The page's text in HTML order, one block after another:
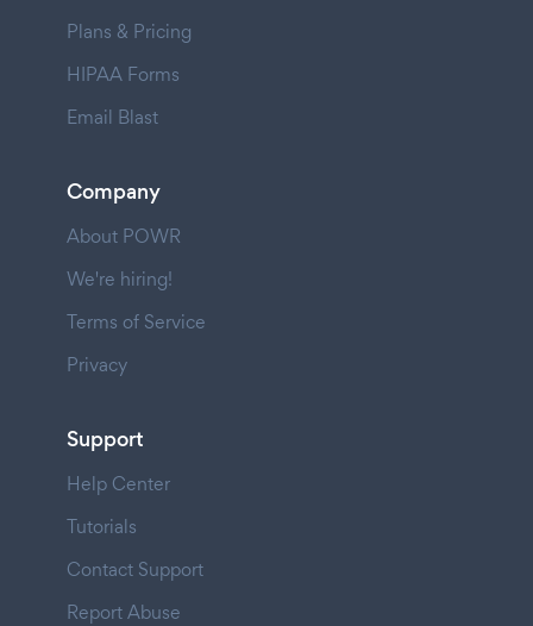
Plans & Pricing
HIPAA Forms
Email Blast
Company
About POWR
We're hiring!
Terms of Service
Privacy
Support
Help Center
Tutorials
Contact Support
Report Abuse